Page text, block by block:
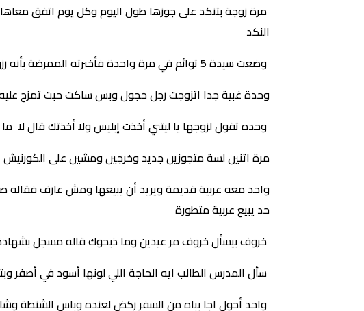
مرة زوجة بتنكد على جوزها طول اليوم وكل يوم اتفق
النكد
وضعت سيدة 5 توائم في مرة واحدة فأخبرته الممرضة بأنه رزق ببنتين و2 أولاد فقال الزوج هذا خطأي من البداية لأني تزوجت بنت تاجر الجملة
وحدة غبية جدا اتزوجت رجل خجول وبس ساكت حبت تمزح عليه
وحده تقول لزوجها يا ليتني أخذت إبليس ولا أخذتك قال لا ما
مرة اتنين لسة متجوزين جديد وخرجين ومشين على الكورنيش
واحد معه عربية قديمة ويريد أن يبيعها ومش عارف فقاله
حد يبيع عربية متطورة
خروف بيسأل خروف مر عيدين وما ذبحوك قاله مسجل
سأل المدرس الطالب ايه الحاجة اللي لونها أسود في أصفر
واحد أحول اجا بباه من السفر ركض لعنده وباس الشنطة